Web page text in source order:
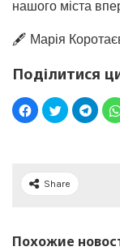
нашого міста
🖋️ Марія
Поділитися
Share
Похожие